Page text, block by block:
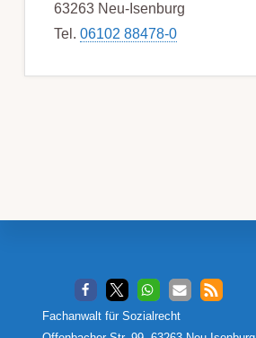
63263 Neu-Isenburg
Tel. 06102 88478-0
Footer
Fachanwalt für Sozialrecht